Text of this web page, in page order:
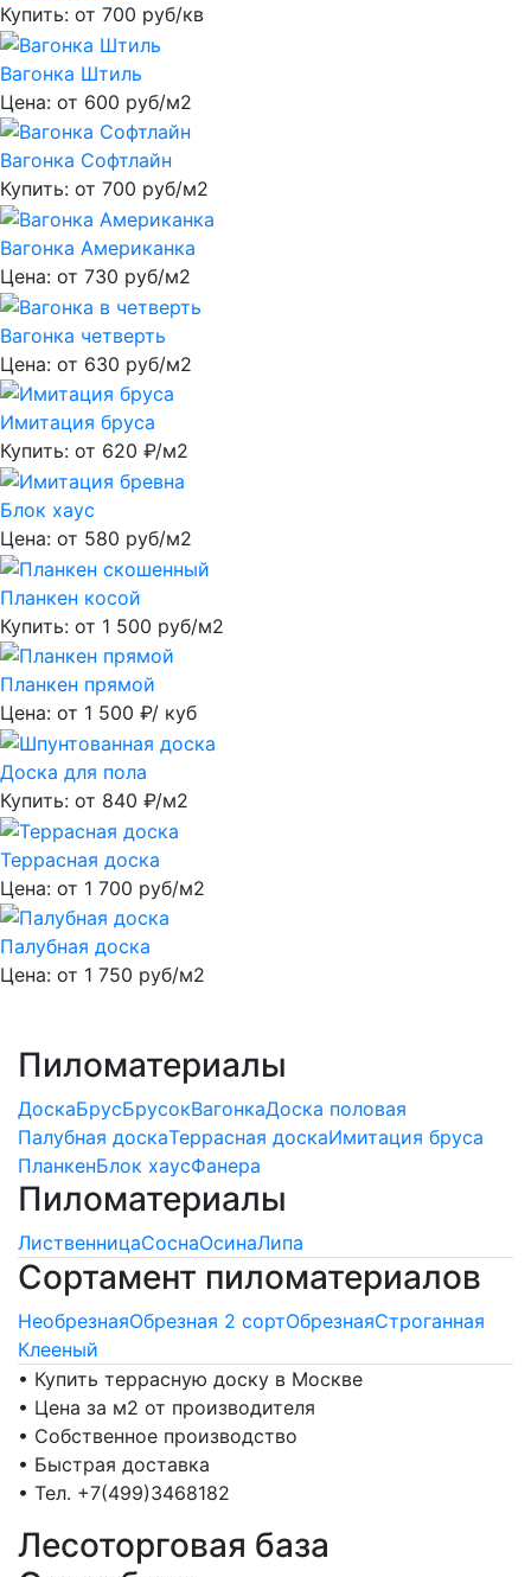
Купить: от 700 руб/кв
Вагонка Штиль
Цена: от 600 руб/м2
Вагонка Софтлайн
Купить: от 700 руб/м2
Вагонка Американка
Цена: от 730 руб/м2
Вагонка четверть
Цена: от 630 руб/м2
Имитация бруса
Купить: от 620 ₽/м2
Блок хаус
Цена: от 580 руб/м2
Планкен косой
Купить: от 1 500 руб/м2
Планкен прямой
Цена: от 1 500 ₽/ куб
Доска для пола
Купить: от 840 ₽/м2
Террасная доска
Цена: от 1 700 руб/м2
Палубная доска
Цена: от 1 750 руб/м2
Пиломатериалы
ДоскаБрусБрусокВагонкаДоска половая
Палубная доскаТеррасная доскаИмитация бруса
ПланкенБлок хаусФанера
Пиломатериалы
ЛиственницаСоснаОсинаЛипа
Сортамент пиломатериалов
НеобрезнаяОбрезная 2 сортОбрезнаяСтроганная
Клееный
• Купить террасную доску в Москве
• Цена за м2 от производителя
• Собственное производство
• Быстрая доставка
• Тел. +7(499)3468182
Лесоторговая база